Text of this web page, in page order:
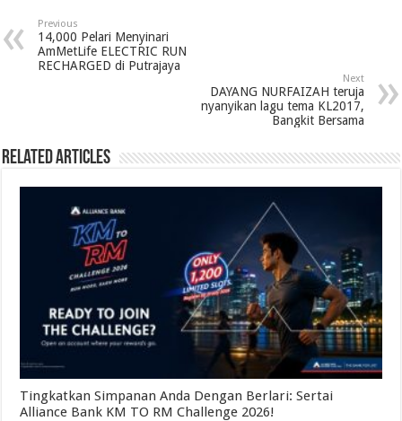
Previous
14,000 Pelari Menyinari
AmMetLife ELECTRIC RUN
RECHARGED di Putrajaya
Next
DAYANG NURFAIZAH teruja
nyanyikan lagu tema KL2017,
Bangkit Bersama
Related Articles
Tingkatkan Simpanan Anda Dengan Berlari: Sertai
Alliance Bank KM TO RM Challenge 2026!